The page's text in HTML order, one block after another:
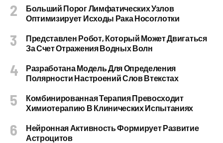
Больший Порог Лимфатических Узлов
Оптимизирует Исходы Рака Носоглотки
Представлен Робот, Который Может Двигаться
За Счет Отражения Водных Волн
Разработана Модель Для Определения
Полярности Настроений Слов Втекстах
Комбинированная Терапия Превосходит
Химиотерапию В Клинических Испытаниях
Нейронная Активность Формирует Развитие
Астроцитов